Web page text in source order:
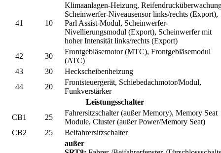
41 10
Klimaanlagen-Heizung,
Scheinwerfer-Niveausensor links/rechts (Export),
Parl Assist-Modul, Scheinwerfer-
Nivellierungsmodul (Export), Scheinwerfer mit
hoher Intensität links/rechts (Export)
42
30
Frontgebläsemotor (MTC), Frontgebläsemodul
(ATC)
43
30
Heckscheibenheizung
44
20
Frontsteuergerät, Schiebedachmotor/Modul,
Funkverstärker
Leistungsschalter
CB1
25
Fahrersitzschalter (außer Memory), Memory Seat
Module, Cluster (außer Power/Memory Seat)
CB2
25
Beifahrersitzschalter
außer